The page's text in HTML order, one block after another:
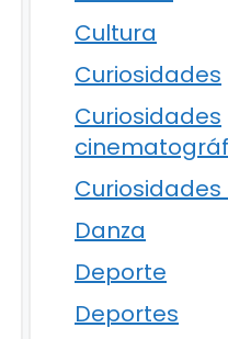
Cultura
Curiosidades
Curiosidades
Curiosidades
Danza
Deporte
Deportes